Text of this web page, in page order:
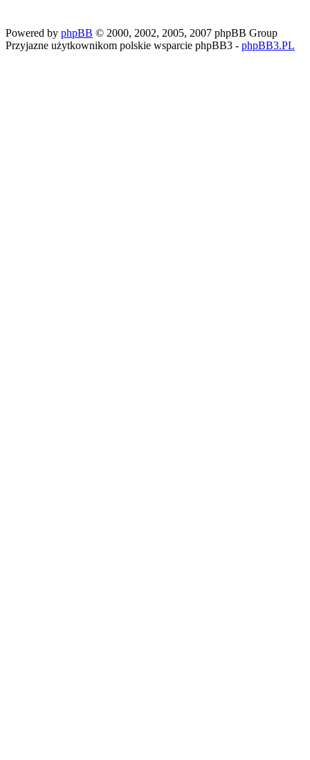
Powered by phpBB © 2000, 2002, 2005, 2007 phpBB Group
Przyjazne użytkownikom polskie wsparcie phpBB3 - phpBB3.PL